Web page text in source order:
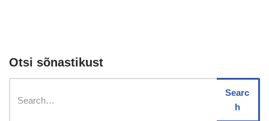
Otsi sõnastikust
Searc
h